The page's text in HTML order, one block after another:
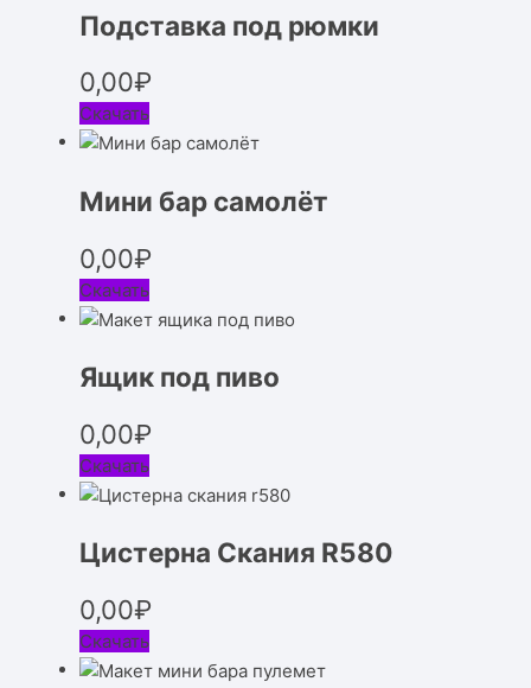
Подставка под рюмки
0,00₽
Скачать
Мини бар самолёт
0,00₽
Скачать
Ящик под пиво
0,00₽
Скачать
Цистерна Скания R580
0,00₽
Скачать